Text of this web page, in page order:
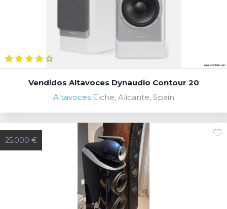
Vendidos Altavoces Dynaudio Contour 20
Altavoces Elche, Alicante, Spain
25.000 €